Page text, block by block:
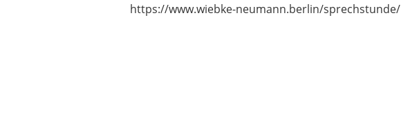
https://www.wiebke-neumann.berlin/sprechstunde/